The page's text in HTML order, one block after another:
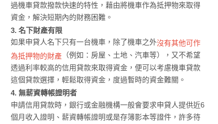
過機車貸款撥款快速的特性，藉由將機車作為抵押物來取得
資金，解決短期內的財務困難。
3. 名下財產有限
如果申貸人名下只有一台機車，除了機車之外沒有其他可作
為抵押物的財產 （例如：房屋、土地、汽車等），又不希望
透過利率較高的信用貸款來取得資金，便可以考慮機車貸款
這個貸款選擇，輕鬆取得資金，度過暫時的資金難關。
4. 無薪資轉帳證明者
申請信用貸款時，銀行或金融機構一般會要求申貸人提供近6
個月收入證明、薪資轉帳證明或是存簿影本等證件，許多待